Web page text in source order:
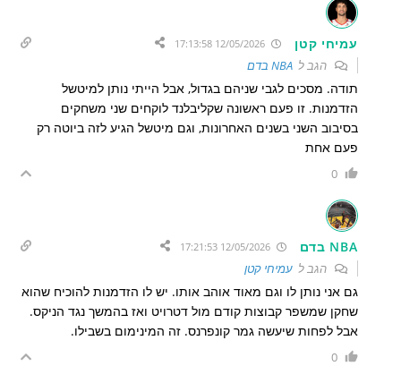
עמיחי קטן
הגב לNBA בדם
תודה. מסכים לגבי שניהם בגדול, אבל הייתי נותן למיטשל
הזדמנות. זו פעם ראשונה שקליבלנד לוקחים שני משחקים
בסיבוב השני בשנים האחרונות, וגם מיטשל הגיע לזה ביוטה רק
פעם אחת
0
NBA בדם 12/05/2026 17:21:53
הגב לעמיחי קטן
גם אני נותן לו וגם מאוד אוהב אותו. יש לו הזדמנות להוכיח שהוא
שחקן שמשפר קבוצות קודם מול דטרויט ואז בהמשך נגד הניקס.
אבל לפחות שיעשה גמר קונפרנס. זה המינימום בשבילו.
0